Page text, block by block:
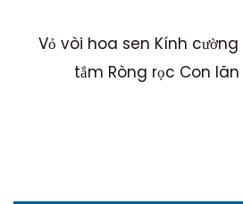
Vỏ vòi hoa sen Kính
tắm Ròng rọc Con